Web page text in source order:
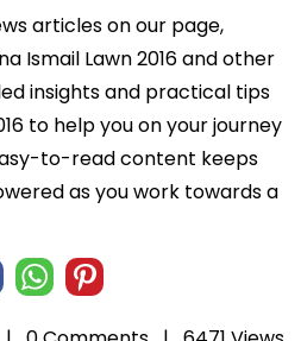
articles on our page,
Ismail Lawn 2016 and other
insights and practical tips
to help you on your journey
to-read content keeps
as you work towards a